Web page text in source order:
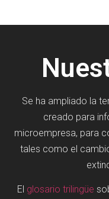
Se ha ampliado la
creado para
microempresa, para
tales como el
El glosario trilingüe